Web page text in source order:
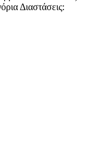
Διαστάσεις: